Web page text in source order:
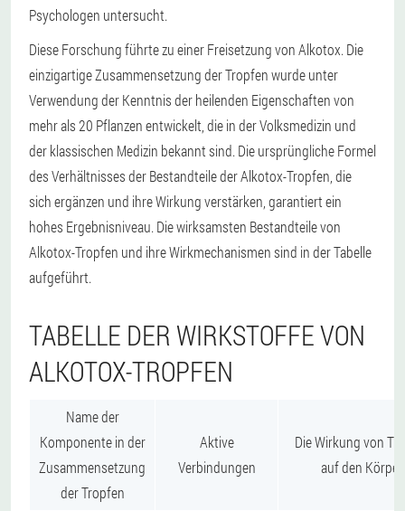
Psychologen untersucht.
Diese Forschung führte zu einer Freisetzung von Alkotox. Die
einzigartige Zusammensetzung der Tropfen wurde unter
Verwendung der Kenntnis der heilenden Eigenschaften von
mehr als 20 Pflanzen entwickelt, die in der Volksmedizin und
der klassischen Medizin bekannt sind. Die ursprüngliche Formel
des Verhältnisses der Bestandteile der Alkotox-Tropfen, die
sich ergänzen und ihre Wirkung verstärken, garantiert ein
hohes Ergebnisniveau. Die wirksamsten Bestandteile von
Alkotox-Tropfen und ihre Wirkmechanismen sind in der Tabelle
aufgeführt.
TABELLE DER WIRKSTOFFE VON
ALKOTOX-TROPFEN
Name der
Komponente in der
Zusammensetzung
der Tropfen
Aktive
Verbindungen
Die Wirkung von
auf den Körper